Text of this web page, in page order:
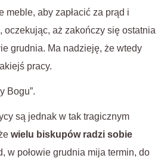
meble, aby zapłacić za prąd i
oczekując, aż zakończy się ostatnia
grudnia. Ma nadzieję, że wtedy
pracy.
Bogu”.
są jednak w tak tragicznym
wielu biskupów radzi sobie
w połowie grudnia mija termin, do